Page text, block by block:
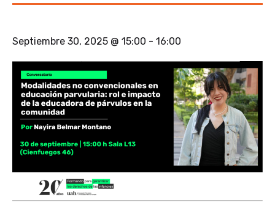
Septiembre 30, 2025 @ 15:00 - 16:00